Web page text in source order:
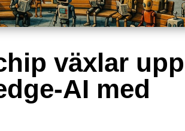
växlar upp
AI med